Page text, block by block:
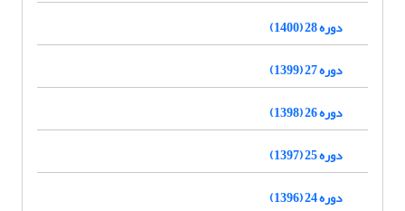
دوره 28 (1400)
دوره 27 (1399)
دوره 26 (1398)
دوره 25 (1397)
دوره 24 (1396)